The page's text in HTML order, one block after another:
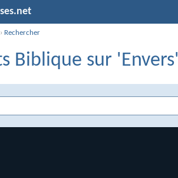
› Rechercher
Biblique sur 'Envers'